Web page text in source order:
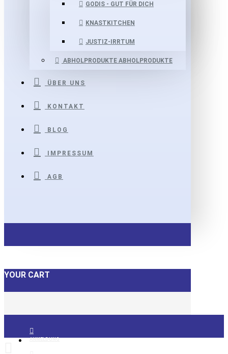
GODIS - GUT FÜR DICH
KNASTKITCHEN
JUSTIZ-IRRTUM
ABHOLPRODUKTE ABHOLPRODUKTE
ÜBER UNS
KONTAKT
BLOG
IMPRESSUM
AGB
YOUR CART
ANMELDUNG